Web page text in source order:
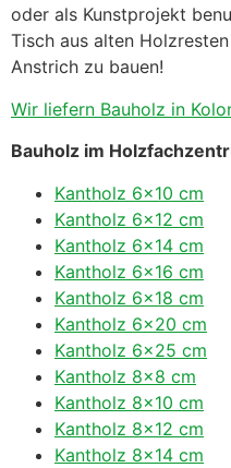
oder als Kunstprojekt
Tisch aus alten
Anstrich zu bauen!
Wir liefern Bauholz in
Bauholz im
Kantholz 6×10 cm
Kantholz 6×12 cm
Kantholz 6×14 cm
Kantholz 6×16 cm
Kantholz 6×18 cm
Kantholz 6×20 cm
Kantholz 6×25 cm
Kantholz 8×8 cm
Kantholz 8×10 cm
Kantholz 8×12 cm
Kantholz 8×14 cm